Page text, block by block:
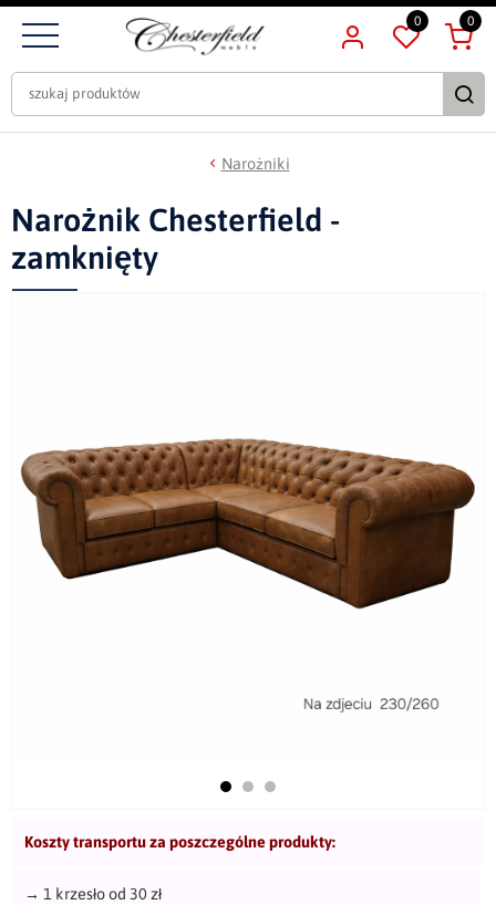
0 0
Narożniki
Narożnik Chesterfield -
zamknięty
Koszty transportu za poszczególne produkty:
→ 1 krzesło od 30 zł